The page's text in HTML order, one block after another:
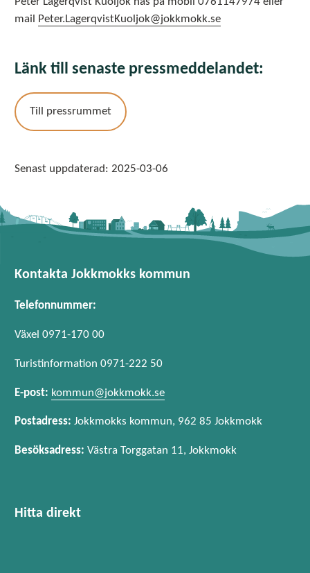
mail
Peter.LagerqvistKuoljok@jokkmokk.se
Länk till senaste pressmeddelandet:
Till pressrummet
Senast uppdaterad: 2025-03-06
Kontakta Jokkmokks kommun
Telefonnummer:
Växel 0971-170 00
Turistinformation 0971-222 50
E-post: kommun@jokkmokk.se
Postadress: Jokkmokks kommun, 962 85 Jokkmokk
Besöksadress: Västra Torggatan 11, Jokkmokk
Hitta direkt